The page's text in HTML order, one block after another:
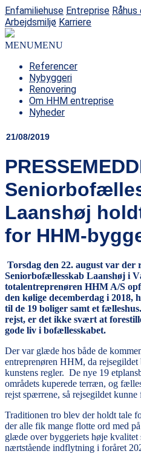
Enfamiliehuse Entreprise
Arbejdsmiljø Karriere
MENUMENU
Referencer
Nybyggeri
Renovering
Om HHM entreprise
Nyheder
21/08/2019
Laanshøj
for HHM-
Torsdag den 22. august var der
Seniorbofællesskab Laanshøj i
totalentreprenøren HHM A/S
den kølige decemberdag i 2018,
til de 19 boliger samt et
rejst, er det ikke svært at
gode liv i bofællesskabet.
Der var glæde hos både de
entreprenøren HHM, da
kunstens regler. De nye 19
områdets kuperede terræn, og
rejst spærrene, så rejsegildet kunne
Traditionen tro blev der holdt tale
der alle fik mange flotte ord med
glæde over byggeriets høje kvalitet
nærtstående indflytning i foråret